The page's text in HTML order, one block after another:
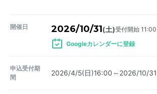
開催日 2026/10/31(土)受付開始 11:00
Googleカレンダーに登録
申込受付期
間
2026/4/5(日)16:00～2026/10/